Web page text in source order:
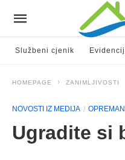
Službeni cjenik
HOMEPAGE ZANIMLJIVOSTI
NOVOSTI IZ MEDIJA
Ugradite si